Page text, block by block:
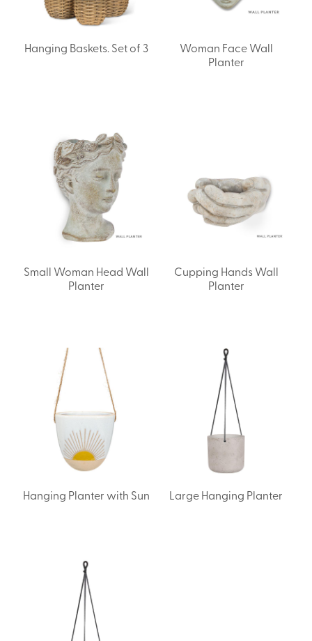
Hanging Baskets. Set of 3
Woman Face Wall
Planter
Small Woman Head Wall
Planter
Cupping Hands Wall
Planter
Hanging Planter with Sun Large Hanging Planter